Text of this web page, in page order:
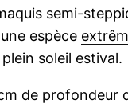
semi-
espèce
soleil estival.
de profondeur